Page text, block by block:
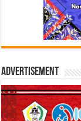
Advertisement